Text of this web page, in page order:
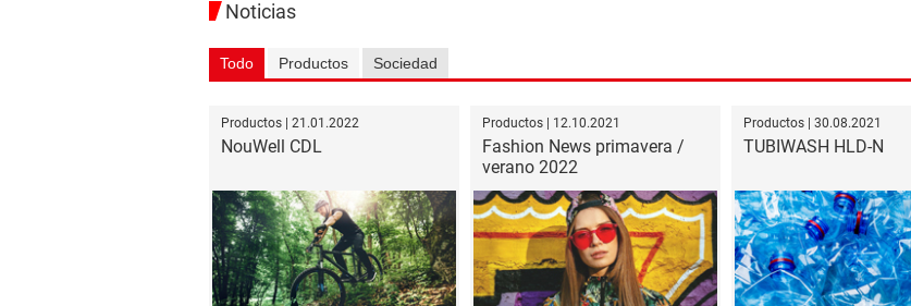
Noticias
Todo Productos Sociedad
Productos | 21.01.2022
NouWell CDL
Productos | 12.10.2021
Fashion News primavera /
verano 2022
Productos | 30.08.2021
TUBIWASH HLD-N